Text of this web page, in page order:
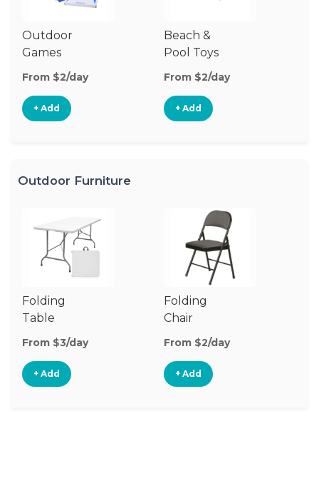
Outdoor
Games
From $2/day
+ Add
Beach &
Pool Toys
From $2/day
+ Add
Outdoor Furniture
Folding
Table
From $3/day
+ Add
Folding
Chair
From $2/day
+ Add